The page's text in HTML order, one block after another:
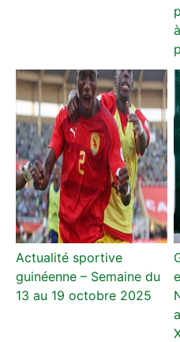
Actualité sportive
guinéenne – Semaine du
13 au 19 octobre 2025